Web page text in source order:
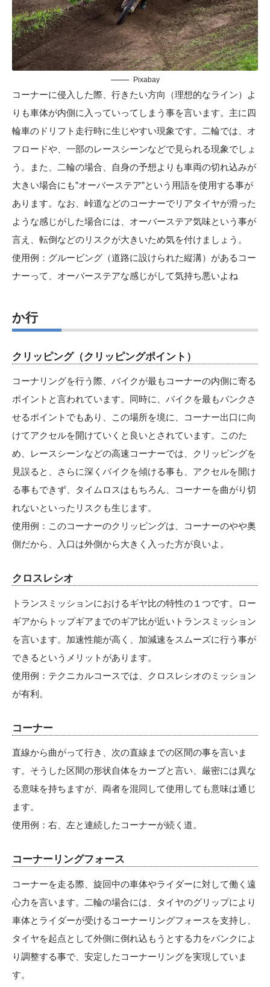
Pixabay
コーナーに侵入した際、行きたい方向（理想的なライン）よ
りも車体が内側に入っていってしまう事を言います。主に四
輪車のドリフト走行時に生じやすい現象です。二輪では、オ
フロードや、一部のレースシーンなどで見られる現象でしょ
う。また、二輪の場合、自身の予想よりも車両の切れ込みが
大きい場合にも”オーバーステア”という用語を使用する事が
あります。なお、峠道などのコーナーでリアタイヤが滑った
ような感じがした場合には、オーバーステア気味という事が
言え、転倒などのリスクが大きいため気を付けましょう。
使用例：グルービング（道路に設けられた縦溝）があるコー
ナーって、オーバーステアな感じがして気持ち悪いよね
か行
クリッピング（クリッピングポイント）
コーナリングを行う際、バイクが最もコーナーの内側に寄る
ポイントと言われています。同時に、バイクを最もバンクさ
せるポイントでもあり、この場所を境に、コーナー出口に向
けてアクセルを開けていくと良いとされています。このた
め、レースシーンなどの高速コーナーでは、クリッピングを
見誤ると、さらに深くバイクを傾ける事も、アクセルを開け
る事もできず、タイムロスはもちろん、コーナーを曲がり切
れないといったリスクも生じます。
使用例：このコーナーのクリッピングは、コーナーのやや奥
側だから、入口は外側から大きく入った方が良いよ。
クロスレシオ
トランスミッションにおけるギヤ比の特性の１つです。ロー
ギアからトップギアまでのギア比が近いトランスミッション
を言います。加速性能が高く、加減速をスムーズに行う事が
できるというメリットがあります。
使用例：テクニカルコースでは、クロスレシオのミッション
が有利。
コーナー
直線から曲がって行き、次の直線までの区間の事を言いま
す。そうした区間の形状自体をカーブと言い、厳密には異な
る意味を持ちますが、両者を混同して使用しても意味は通じ
ます。
使用例：右、左と連続したコーナーが続く道。
コーナーリングフォース
コーナーを走る際、旋回中の車体やライダーに対して働く遠
心力を言います。二輪の場合には、タイヤのグリップにより
車体とライダーが受けるコーナーリングフォースを支持し、
タイヤを起点として外側に倒れ込もうとする力をバンクによ
り調整する事で、安定したコーナーリングを実現していま
す。